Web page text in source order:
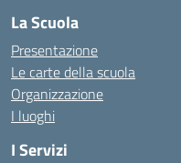
La Scuola
Presentazione
Le carte della scuola
Organizzazione
I luoghi
I Servizi